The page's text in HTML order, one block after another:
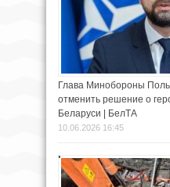
Глава Минобороны
отменить решение о
Беларуси | БелТА
10.06.2026 16:45